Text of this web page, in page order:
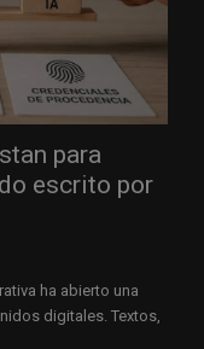
para
escrito por
ha abierto una
digitales. Textos,